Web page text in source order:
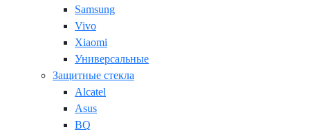
Samsung
Vivo
Xiaomi
Универсальные
Защитные стекла
Alcatel
Asus
BQ